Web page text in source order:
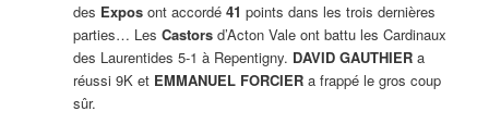
des Exposont accordé 41 points dans les trois dernières
parties… Les Castorsd’Acton Vale ont battu les Cardinaux
des Laurentides 5-1 à Repentigny. DAVID GAUTHIERa
réussi 9K et EMMANUEL FORCIERa frappé le gros coup
sûr.